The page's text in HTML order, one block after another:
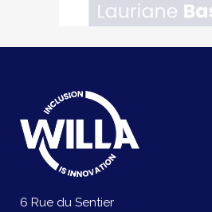
6 Rue du Sentier